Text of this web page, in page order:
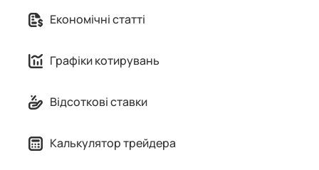
Партнерська програма
Економічні статті
Графіки котирувань
Відсоткові ставки
Калькулятор трейдера